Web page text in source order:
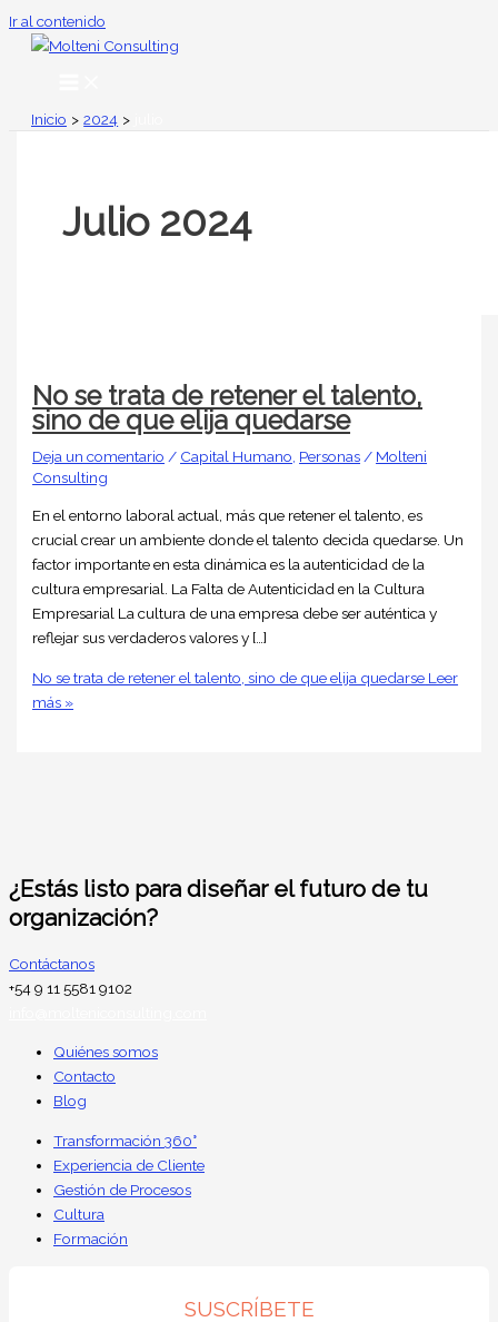
Ir al contenido
Inicio 2024
Julio 2024
No se trata de retener el talento,
sino de que elija quedarse
Deja un comentario / Capital Humano Personas / Molteni
Consulting
En el entorno laboral actual, más que retener el talento, es
crucial crear un ambiente donde el talento decida quedarse. Un
factor importante en esta dinámica es la autenticidad de la
cultura empresarial. La Falta de Autenticidad en la Cultura
Empresarial La cultura de una empresa debe ser auténtica y
reflejar sus verdaderos valores y […]
No se trata de retener el talento, sino de que elija quedarse Leer
más »
¿Estás listo para diseñar el futuro de tu
organización?
Contáctanos
+54 9 11 5581 9102
Quiénes somos
Contacto
Blog
Transformación 360°
Experiencia de Cliente
Gestión de Procesos
Cultura
Formación
SUSCRÍBETE